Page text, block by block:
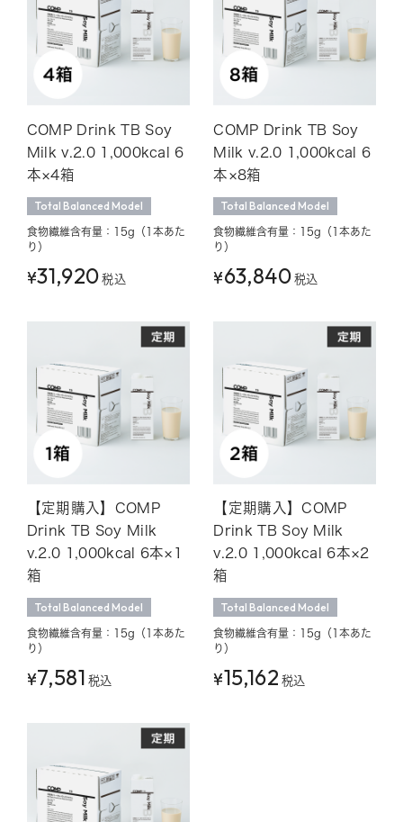
COMP Drink TB Soy
Milk v.2.0 1,000kcal 6
本×4箱
Total Balanced Model
食物繊維含有量：15g（1本あた
り）
¥31,920 税込
COMP Drink TB Soy
Milk v.2.0 1,000kcal 6
本×8箱
Total Balanced Model
食物繊維含有量：15g（1本あた
り）
¥63,840 税込
【定期購入】COMP
Drink TB Soy Milk
v.2.0 1,000kcal 6本×1
箱
Total Balanced Model
食物繊維含有量：15g（1本あた
り）
¥7,581 税込
【定期購入】COMP
Drink TB Soy Milk
v.2.0 1,000kcal 6本×2
箱
Total Balanced Model
食物繊維含有量：15g（1本あた
り）
¥15,162 税込